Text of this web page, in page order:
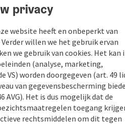
privacy
website heeft en onbeperkt van
willen we het gebruik ervan
we gebruik van cookies. Het kan
(analyse, marketing,
VS) worden doorgegeven (art. 49
van gegevensbescherming
AVG). Het is dus mogelijk dat de
toegang
rechtsmiddelen om dit tegen